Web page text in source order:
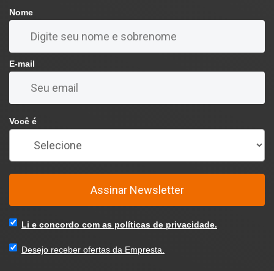
Nome
E-mail
Você é
Assinar Newsletter
Li e concordo com as políticas de privacidade.
Desejo receber ofertas da Empresta.